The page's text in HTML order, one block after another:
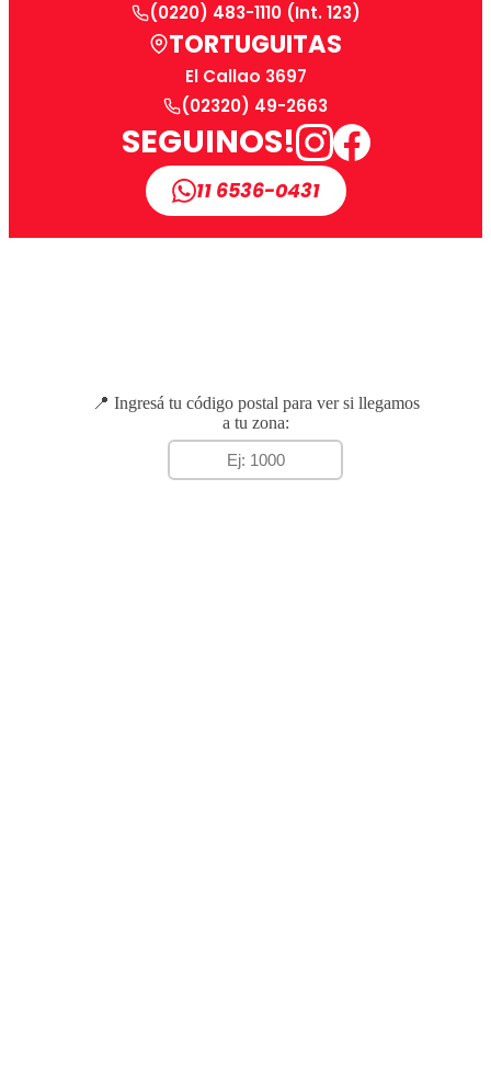
(0220) 483-1110 (Int. 123)
TORTUGUITAS
El Callao 3697
(02320) 49-2663
SEGUINOS!
11 6536-0431
📍 Ingresá tu código postal para ver si llegamos
a tu zona: